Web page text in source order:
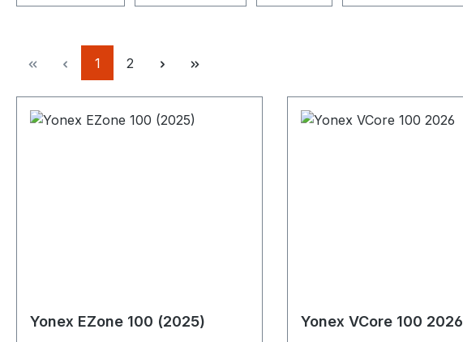
Seite
1 Seite
2
Yonex EZone 100 (2025) Yonex VCore 100 2026